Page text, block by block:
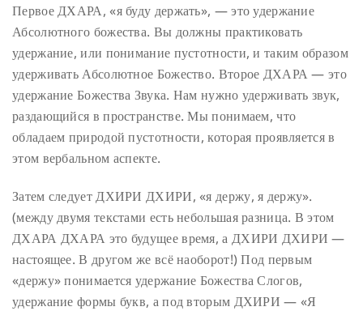
Первое ДХАРА, «я буду держать», — это удержание
Абсолютного божества. Вы должны практиковать
удержание, или понимание пустотности, и таким образом
удерживать Абсолютное Божество. Второе ДХАРА — это
удержание Божества Звука. Нам нужно удерживать звук,
раздающийся в пространстве. Мы понимаем, что
обладаем природой пустотности, которая проявляется в
этом вербальном аспекте.
Затем следует ДХИРИ ДХИРИ, «я держу, я держу».
(между двумя текстами есть небольшая разница. В этом
ДХАРА ДХАРА это будущее время, а ДХИРИ ДХИРИ —
настоящее. В другом же всё наоборот!) Под первым
«держу» понимается удержание Божества Слогов,
удержание формы букв, а под вторым ДХИРИ — «Я